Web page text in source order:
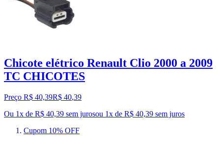
Chicote elétrico Renault Clio 2000 a 2009
TC CHICOTES
Preço R$ 40,39R$ 40,39
Ou 1x de R$ 40,39 sem jurosou 1x de R$ 40,39 sem juros
Cupom 10% OFF